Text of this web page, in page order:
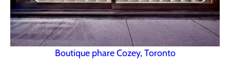
Boutique phare Cozey, Toronto